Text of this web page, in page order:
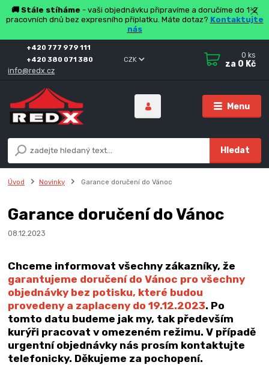
🚚 Stále stíháme - vaši objednávku připravíme a doručíme do 1-2
pracovních dnů bez expresního příplatku. Máte dotaz? Kontaktujte
nás
Menu
CZK
Hledat
+420 777 979 111
+420 380 071 380
info@redx.cz
0 ks
za 0 Kč
Úvod Novinky Garance doručení do Vánoc
Garance doručení do Vánoc
08.12.2023
Chceme informovat všechny zákazníky, že
garantujeme doručení do Vánoc pro všechny
objednávky bez potisku, které budou
provedeny a zaplaceny do 19.12.2023. Po
tomto datu budeme jak my, tak především
kurýři pracovat v omezeném režimu. V případě
urgentní objednávky nás prosím kontaktujte
telefonicky. Děkujeme za pochopení.